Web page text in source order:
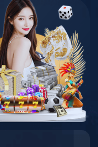
常见问题